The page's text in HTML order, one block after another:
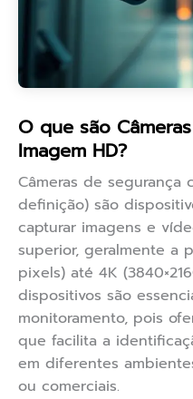
O que são
Imagem HD?
Câmeras de segurança
definição) são
capturar imagens e
superior, geralmente a
pixels) até 4K
dispositivos são
monitoramento, pois
que facilita a
em diferentes
ou comerciais.